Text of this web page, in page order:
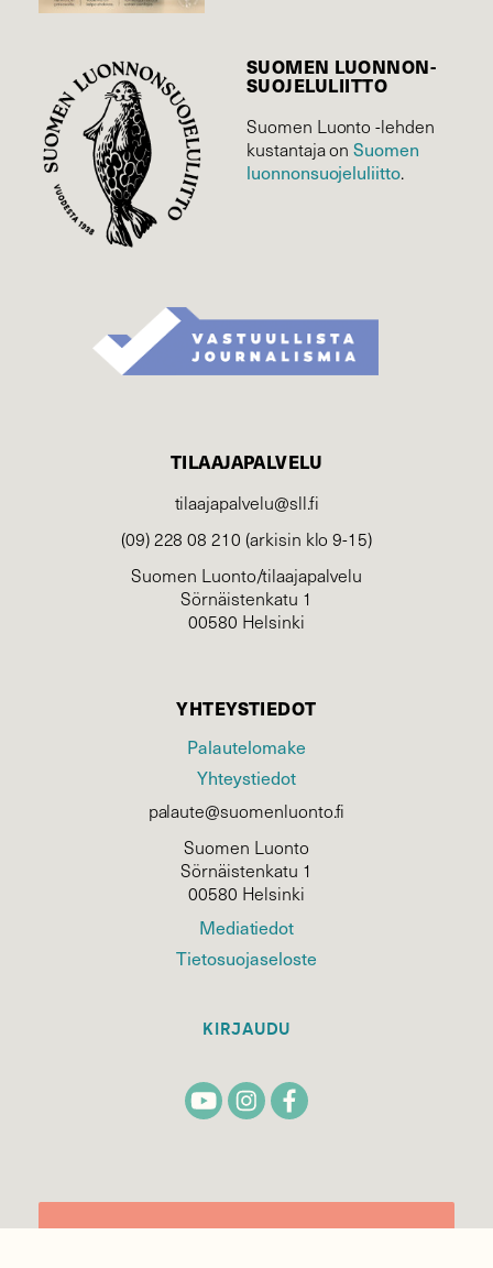
SUOMEN LUONNON­
SUOJELU­LIITTO
Suomen Luonto -lehden
kustantaja onSuomen
luonnonsuojelu­liitto.
TILAAJAPALVELU
tilaajapalvelu@sll.fi
(09) 228 08 210 (arkisin klo 9-15)
Suomen Luonto/tilaajapalvelu
Sörnäistenkatu 1
00580 Helsinki
YHTEYSTIEDOT
Palautelomake
Yhteystiedot
palaute@suomenluonto.fi
Suomen Luonto
Sörnäistenkatu 1
00580 Helsinki
Mediatiedot
Tietosuojaseloste
KIRJAUDU